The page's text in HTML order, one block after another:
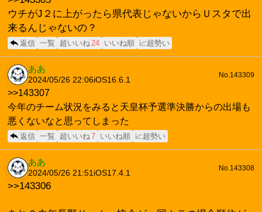
ウチがJ２に上がったら県代表じゃないからＵスタで出
来るんじゃないの？
返信 一覧 超いいね24 いいね順 📈超勢い
ああ
2024/05/26 22:06iOS16.6.1
No.143309
>>143307
今年のチーム状況をみると天皇杯予選準決勝からの出場も
悪くないなと思ってしまった
返信 一覧 超いいね7 いいね順 📈超勢い
ああ
2024/05/26 21:51iOS17.4.1
No.143308
>>143306